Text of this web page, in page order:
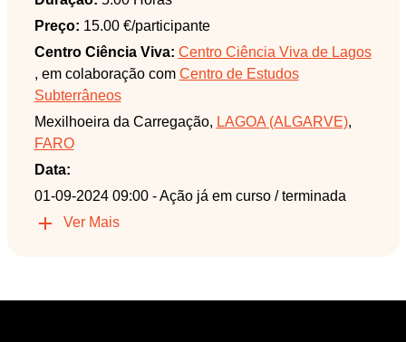
Preço: 15.00 €/participante
Centro Ciência Viva: Centro Ciência Viva de Lagos
, em colaboração com Centro de Estudos
Subterrâneos
Mexilhoeira da Carregação, LAGOA (ALGARVE),
FARO
Data:
01-09-2024 09:00 - Ação já em curso / terminada
Ver Mais